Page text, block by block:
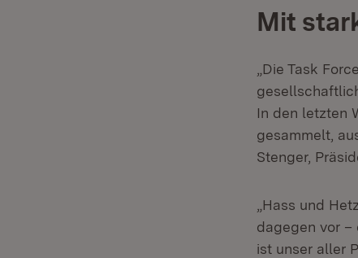
Mit
„Die Task
In den letzten
gesammelt,
Stenger,
„Hass und
dagegen vor –
ist unser aller